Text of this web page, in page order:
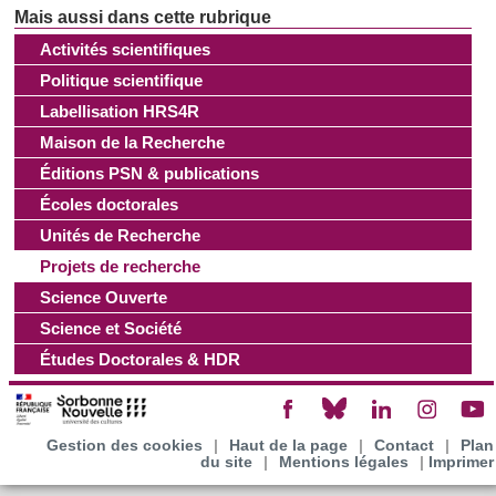
Les cookies nous permettent de personnaliser le contenu
et les annonces, d'offrir des fonctionnalités relatives aux
médias sociaux et d'analyser notre trafic. Nous
partageons également des informations sur l'utilisation de
notre site avec nos partenaires de médias sociaux, de
publicité et d'analyse, qui peuvent combiner celles-ci avec
d'autres informations que vous leur avez fournies ou qu'ils
ont collectées lors de votre utilisation de leurs services.
Activités scientifiques
Politique scientifique
Labellisation HRS4R
Maison de la Recherche
Éditions PSN & publications
Écoles doctorales
Unités de Recherche
Projets de recherche
Science Ouverte
Science et Société
Études Doctorales & HDR
Gestion des cookies Haut de la page Contact
Plan
du site
Mentions légales Imprimer